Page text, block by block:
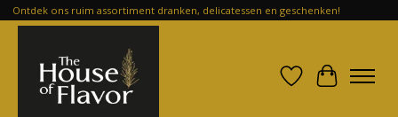
Ontdek ons ruim assortiment dranken, delicatessen en geschenken!
Verlanglijst